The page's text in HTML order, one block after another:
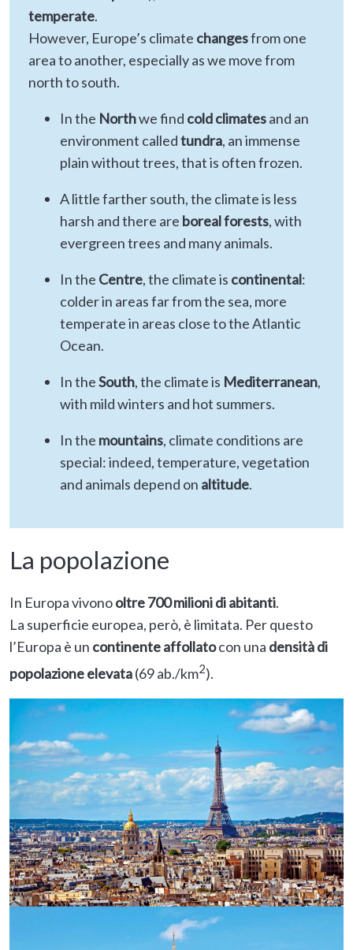
temperate.
However, Europe’s climate changesfrom one
area to another, especially as we move from
north to south.
In the Northwe find cold climatesand an
environment calledtundra, an immense
plain without trees, that is often frozen.
A little farther south, the climate is less
harsh and there are boreal forests, with
evergreen trees and many animals.
In the Centre, the climate is continental:
colder in areas far from the sea, more
temperate in areas close to the Atlantic
Ocean.
In theSouth, the climate is Mediterranean,
with mild winters and hot summers.
In the mountains, climate conditions are
special: indeed, temperature, vegetation
and animals depend on altitude.
La popolazione
In Europa vivonooltre 700 milioni di abitanti.
La superficie europea, però, è limitata. Per questo
l’Europa è un continente affollatocon una densità di
popolazione elevata(69 ab./km2).